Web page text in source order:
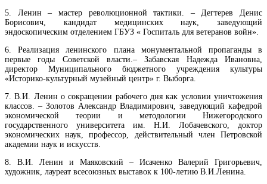
5. Ленин – мастер революционной тактики. – Дегтерев Денис
Борисович, кандидат медицинских наук, заведующий
эндоскопическим отделением ГБУЗ « Госпиталь для ветеранов войн».
6 . Реализация ленинского плана монументальной пропаганды в
первые годы Советской власти. –Забавская Надежда Ивановна,
директор Муниципального бюджетного учреждения культуры
«Историко-культурный музейный центр» г. Выборга.
7. В.И. Ленин о сокращении рабочего дня как условии уничтожения
классов. – Золотов Александр Владимирович, заведующий кафедрой
экономической теории и методологии Нижегородского
государственного университета им. Н.И. Лобачевского, доктор
экономических наук, профессор, действительный член Петровской
академии наук и искусств
8 . В.И. Ленин и Маяковский – Исаченко Валерий Григорьевич
художник, лауреат всесоюзных выставок к 100-летию В.И.Ленина.